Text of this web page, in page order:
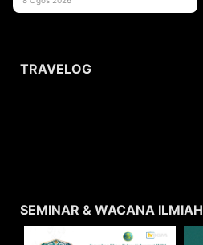
TRAVELOG
SEMINAR & WACANA ILMIAH